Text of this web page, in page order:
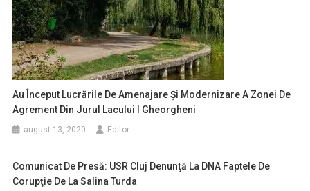
Au Început Lucrările De Amenajare Și Modernizare A Zonei De
Agrement Din Jurul Lacului I Gheorgheni
august 13, 2020 Editor
Comunicat De Presă: USR Cluj Denunţă La DNA Faptele De
Corupţie De La Salina Turda